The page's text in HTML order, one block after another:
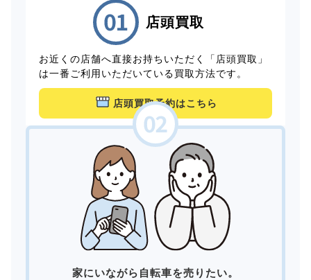
店頭買取
お近くの店舗へ直接お持ちいただく「店頭買取」
は一番ご利用いただいている買取方法です。
店頭買取予約はこちら
家にいながら自転車を売りたい。